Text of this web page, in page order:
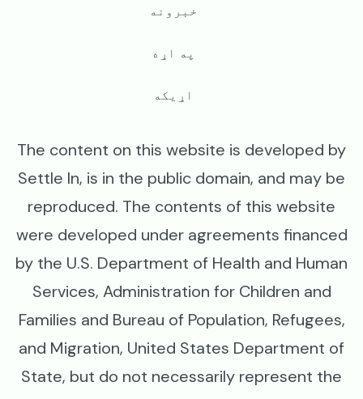
خبرونه
په اړه
اړیکه
The content on this website is developed by
Settle In, is in the public domain, and may be
reproduced. The contents of this website
were developed under agreements financed
by the U.S. Department of Health and Human
Services, Administration for Children and
Families and Bureau of Population, Refugees,
and Migration, United States Department of
State, but do not necessarily represent the